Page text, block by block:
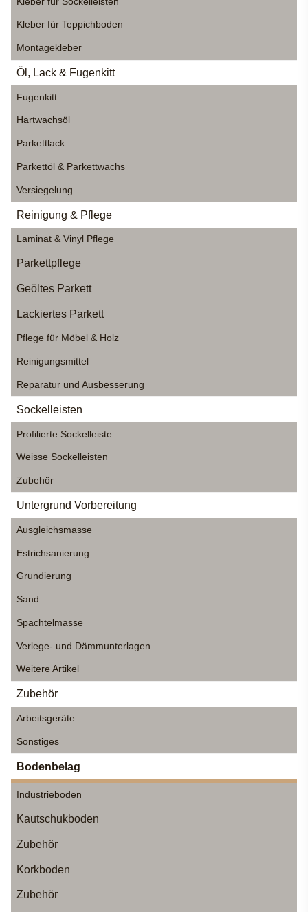
Kleber für Teppichboden
Montagekleber
Öl, Lack & Fugenkitt
Fugenkitt
Hartwachsöl
Parkettlack
Parkettöl & Parkettwachs
Versiegelung
Reinigung & Pflege
Laminat & Vinyl Pflege
Parkettpflege
Geöltes Parkett
Lackiertes Parkett
Pflege für Möbel & Holz
Reinigungsmittel
Reparatur und Ausbesserung
Sockelleisten
Profilierte Sockelleiste
Weisse Sockelleisten
Zubehör
Untergrund Vorbereitung
Ausgleichsmasse
Estrichsanierung
Grundierung
Sand
Spachtelmasse
Verlege- und Dämmunterlagen
Weitere Artikel
Zubehör
Arbeitsgeräte
Sonstiges
Bodenbelag
Industrieboden
Kautschukboden
Zubehör
Korkboden
Zubehör